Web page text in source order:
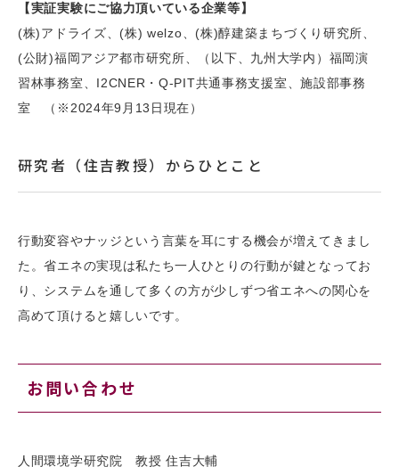
【実証実験にご協力頂いている企業等】
(株)アドライズ、(株) welzo、(株)醇建築まちづくり研究所、
(公財)福岡アジア都市研究所、（以下、九州大学内）福岡演
習林事務室、I2CNER・Q-PIT共通事務支援室、施設部事務
室 （※2024年9月13日現在）
研究者（住吉教授）からひとこと
行動変容やナッジという言葉を耳にする機会が増えてきまし
た。省エネの実現は私たち一人ひとりの行動が鍵となってお
り、システムを通して多くの方が少しずつ省エネへの関心を
高めて頂けると嬉しいです。
お問い合わせ
人間環境学研究院 教授 住吉大輔